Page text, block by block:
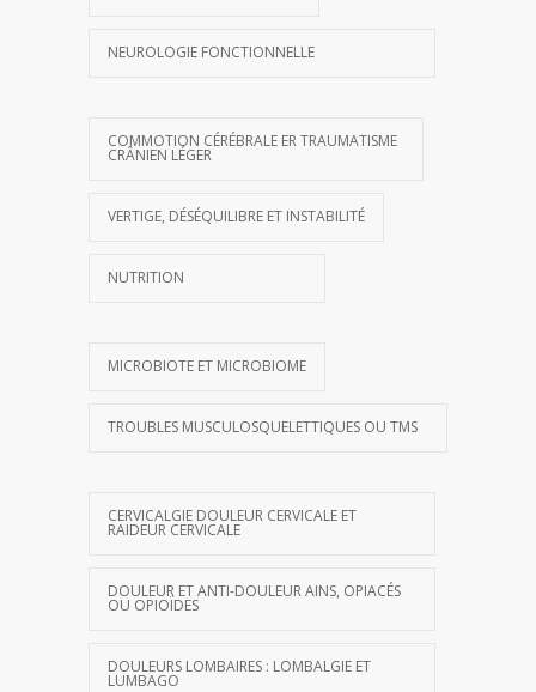
NEUROLOGIE FONCTIONNELLE
COMMOTION CÉRÉBRALE ER TRAUMATISME
CRÂNIEN LÉGER
VERTIGE, DÉSÉQUILIBRE ET INSTABILITÉ
NUTRITION
MICROBIOTE ET MICROBIOME
TROUBLES MUSCULOSQUELETTIQUES OU TMS
CERVICALGIE DOULEUR CERVICALE ET
RAIDEUR CERVICALE
DOULEUR ET ANTI-DOULEUR AINS, OPIACÉS
OU OPIOÏDES
DOULEURS LOMBAIRES : LOMBALGIE ET
LUMBAGO